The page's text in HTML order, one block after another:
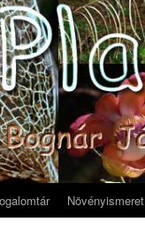
Növényismeret